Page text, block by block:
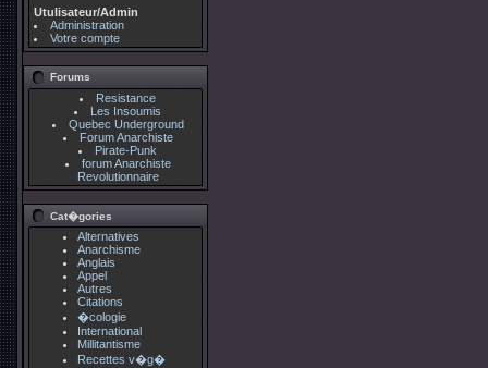
Utulisateur/Admin
Administration
Votre compte
Forums
Resistance
Les Insoumis
Quebec Underground
Forum Anarchiste
Pirate-Punk
forum Anarchiste
Revolutionnaire
Cat�gories
Alternatives
Anarchisme
Anglais
Appel
Autres
Citations
�cologie
International
Millitantisme
Recettes v�g�